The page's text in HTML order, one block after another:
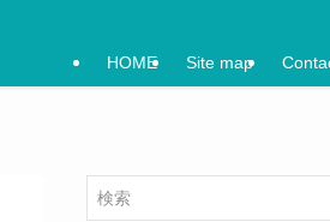
HOME Site map